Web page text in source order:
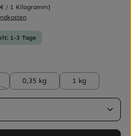
/ 1 Kilogramm)
1-3 Tage
Option ist zurzeit nicht verfügbar.)
0,35 kg 1 kg
gewünschten Wert ein